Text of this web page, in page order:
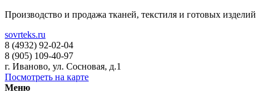
Производство и продажа тканей, текстиля и готовых изделий
sovrteks.ru
8 (4932) 92-02-04
8 (905) 109-40-97
г. Иваново, ул. Сосновая, д.1
Посмотреть на карте
Меню